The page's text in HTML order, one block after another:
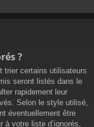
?
trier certains utilisateurs
seront listés dans le
rapidement leur
Selon le style utilisé,
éventuellement être
à votre liste d’ignorés,